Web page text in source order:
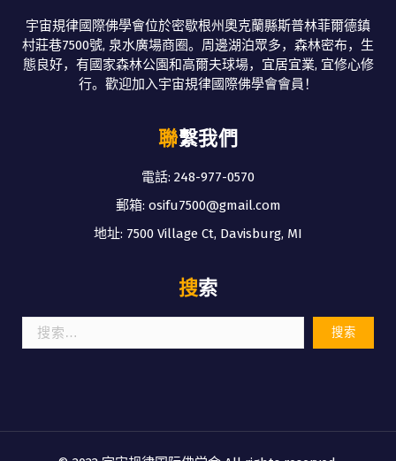
宇宙規律國際佛學會位於密歇根州奧克蘭縣斯普林菲爾德鎮
村莊巷7500號, 泉水廣場商圈。周邊湖泊眾多，森林密布，生
態良好，有國家森林公園和高爾夫球場，宜居宜業, 宜修心修
行。歡迎加入宇宙規律國際佛學會會員！
聯繫我們
電話: 248-977-0570
郵箱: osifu7500@gmail.com
地址: 7500 Village Ct, Davisburg, MI
搜索
索：